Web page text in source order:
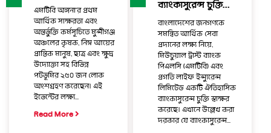
এমটিবি অঙ্গনা’র প্রথম
আর্থিক সাক্ষরতা এবং
অন্তর্ভুক্তি কর্মসূচিতে মুন্সীগঞ্জ
অঞ্চলের কৃষক, নিম্ন আয়ের
প্রান্তিক মানুষ, ছাত্র এবং ক্ষুদ্র
উদ্যোক্তা সহ বিভিন্ন
পটভূমির ২৫০ জন লোক
অংশগ্রহণ করেছেন। এই
ইভেন্টের লক্ষ্য...
Read More
ব্যাংকাসুরেন্স চুক্তি...
বাংলাদেশের জনগণকে
সমন্বিত আর্থিক সেবা
প্রদানের লক্ষ্য নিয়ে,
মিউচুয়াল ট্রাস্ট ব্যাংক
পিএলসি (এমটিবি) এবং
প্রগতি লাইফ ইন্স্যুরেন্স
লিমিটেড একটি ঐতিহাসিক
ব্যাংকাসুরেন্স চুক্তি স্বাক্ষর
করেছে। এখানে উল্লেখ করা
দরকার যে ব্যাংকাসুরেন্স...